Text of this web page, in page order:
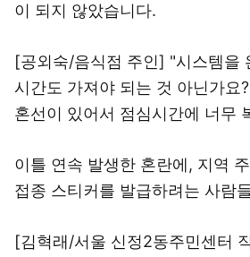
이 되지 않았습니다.
[공외숙/음식점 주인] "시스템을
시간도 가져야 되는 것 아닌가요
혼선이 있어서 점심시간에 너무
이틀 연속 발생한 혼란에, 지역
접종 스티커를 발급하려는 사람
[김혁래/서울 신정2동주민센터